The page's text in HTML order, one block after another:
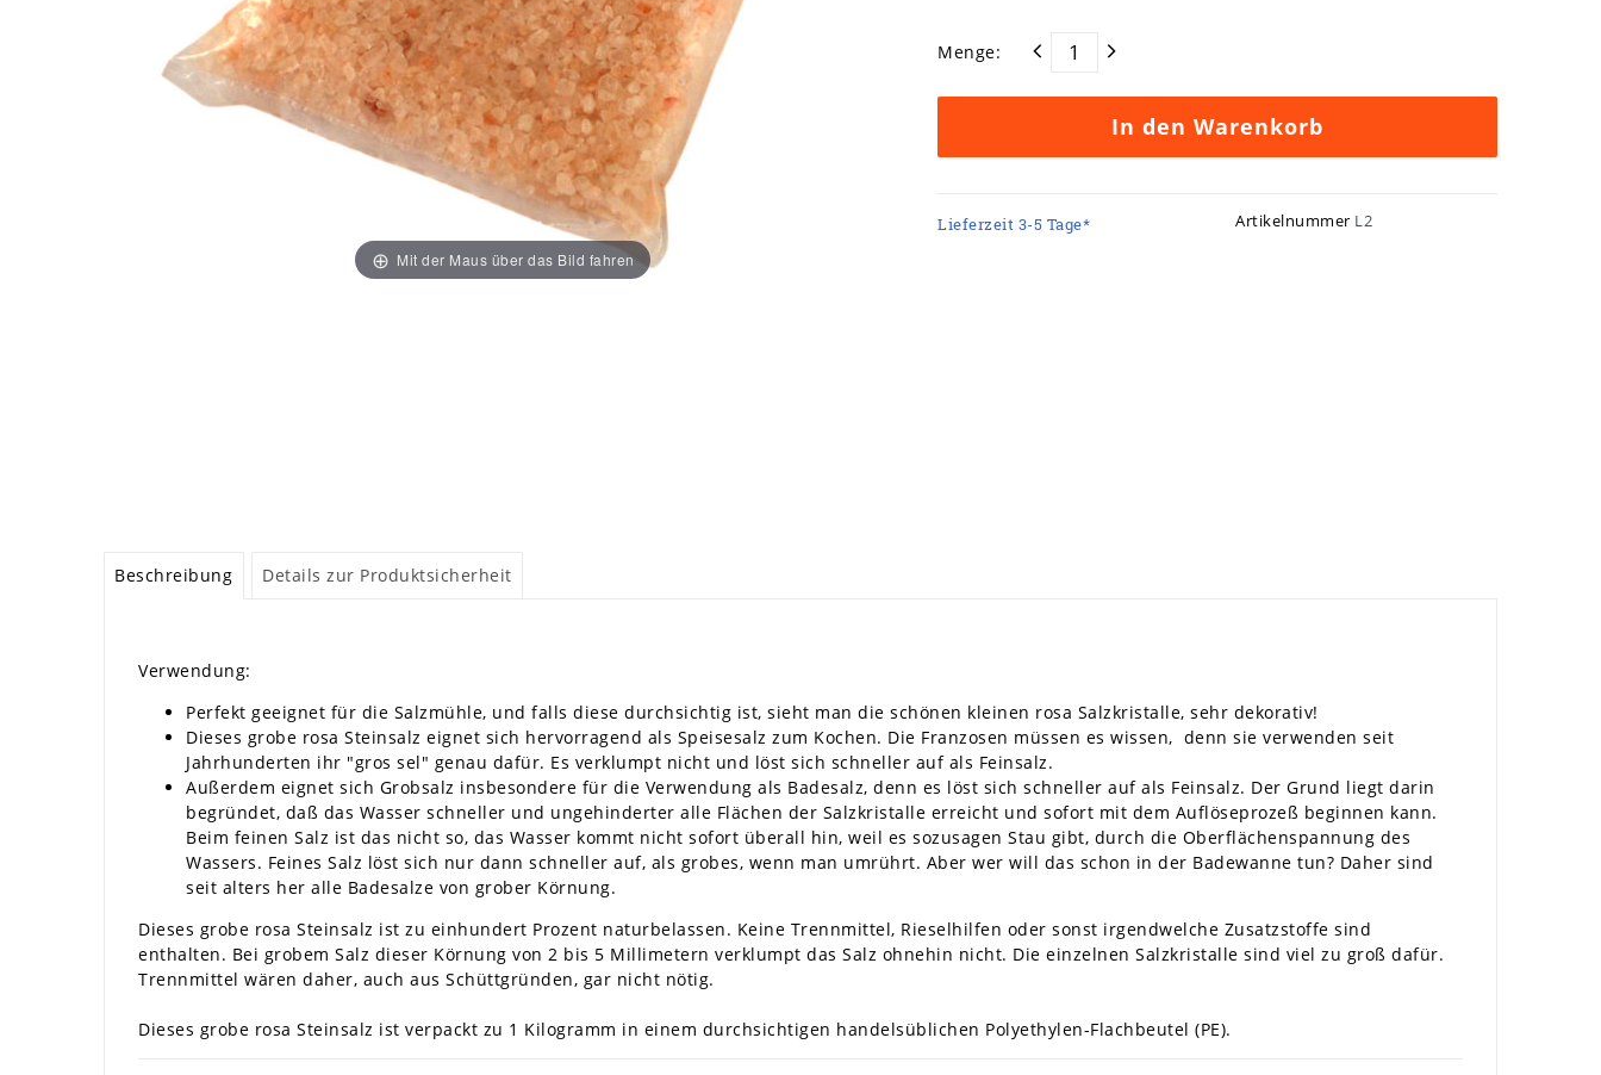
Mit der Maus über das Bild fahren
Menge:
In den Warenkorb
Lieferzeit 3-5 Tage* Artikelnummer L2
Beschreibung Details zur Produktsicherheit
Verwendung:
Perfekt geeignet für die Salzmühle, und falls diese durchsichtig ist, sieht man die schönen kleinen rosa Salzkristalle, sehr dekorativ!
Dieses grobe rosa Steinsalz eignet sich hervorragend als Speisesalz zum Kochen. Die Franzosen müssen es wissen, denn sie verwenden seit
Jahrhunderten ihr "gros sel" genau dafür. Es verklumpt nicht und löst sich schneller auf als Feinsalz.
Außerdem eignet sich Grobsalz insbesondere für die Verwendung als Badesalz, denn es löst sich schneller auf als Feinsalz. Der Grund liegt darin
begründet, daß das Wasser schneller und ungehinderter alle Flächen der Salzkristalle erreicht und sofort mit dem Auflöseprozeß beginnen kann.
Beim feinen Salz ist das nicht so, das Wasser kommt nicht sofort überall hin, weil es sozusagen Stau gibt, durch die Oberflächenspannung des
Wassers. Feines Salz löst sich nur dann schneller auf, als grobes, wenn man umrührt. Aber wer will das schon in der Badewanne tun? Daher sind
seit alters her alle Badesalze von grober Körnung.
Dieses grobe rosa Steinsalz ist zu einhundert Prozent naturbelassen. Keine Trennmittel, Rieselhilfen oder sonst irgendwelche Zusatzstoffe sind
enthalten. Bei grobem Salz dieser Körnung von 2 bis 5 Millimetern verklumpt das Salz ohnehin nicht. Die einzelnen Salzkristalle sind viel zu groß dafür.
Trennmittel wären daher, auch aus Schüttgründen, gar nicht nötig.
Dieses grobe rosa Steinsalz ist verpackt zu 1 Kilogramm in einem durchsichtigen handelsüblichen Polyethylen-Flachbeutel (PE).